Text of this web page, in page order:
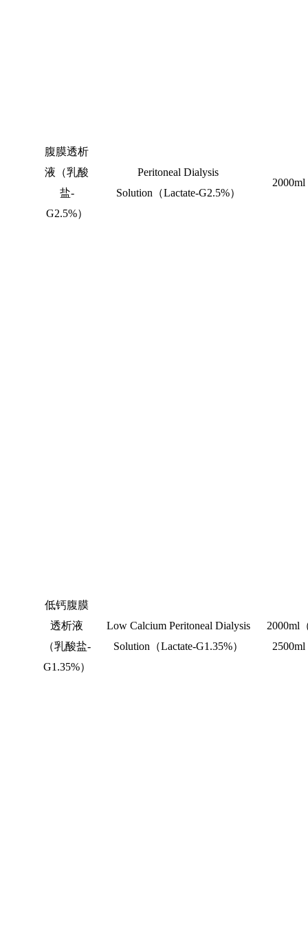
腹膜透析
液（乳酸
盐-
G2.5%）
Peritoneal Dialysis
Solution （Lactate-G2.5%）
2000ml
低钙腹膜
透析液
（乳酸盐-
G1.35%）
Low Calcium Peritoneal Dialysis
Solution （Lactate-G1.35%）
2000ml
2500ml